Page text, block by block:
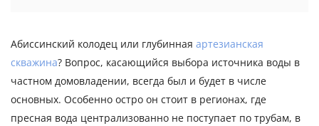
Абиссинский колодец или глубинная артезианская
скважина? Вопрос, касающийся выбора источника воды в
частном домовладении, всегда был и будет в числе
основных. Особенно остро он стоит в регионах, где
пресная вода централизованно не поступает по трубам, в